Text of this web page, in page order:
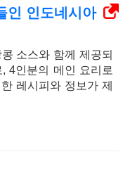
인 인도네시아
소스와 함께 제공되
4인분의 메인 요리로
레시피와 정보가 제